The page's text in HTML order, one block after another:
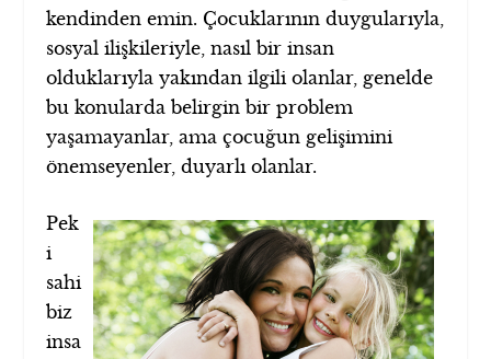
kendinden emin. Çocuklarının duygularıyla,
sosyal ilişkileriyle, nasıl bir insan
olduklarıyla yakından ilgili olanlar, genelde
bu konularda belirgin bir problem
yaşamayanlar, ama çocuğun gelişimini
önemseyenler, duyarlı olanlar.
Pek
i
sahi
biz
insa